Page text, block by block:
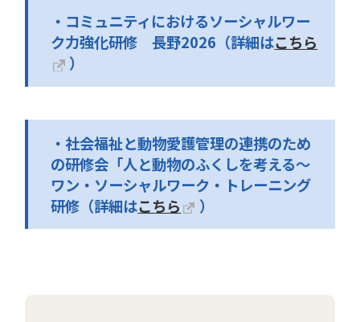
・コミュニティにおけるソーシャルワー
ク力強化研修 長野2026（詳細はこちら
）
・社会福祉と動物愛護管理の連携のため
の研修会「人と動物のふくしを考える～
ワン・ソーシャルワーク・トレーニング
研修（詳細はこちら ）